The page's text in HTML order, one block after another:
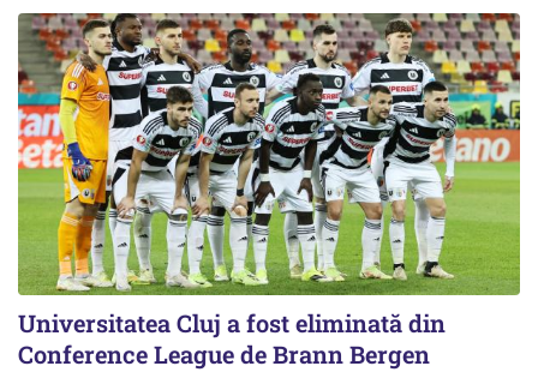
Universitatea Cluj a fost eliminată din
Conference League de Brann Bergen